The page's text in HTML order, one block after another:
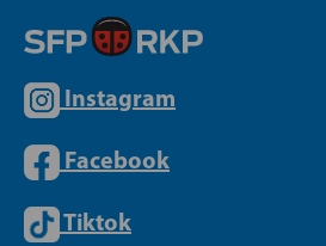
Instagram
Facebook
Tiktok